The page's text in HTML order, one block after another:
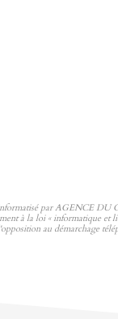
par AGENCE
à la loi «
au démarchage